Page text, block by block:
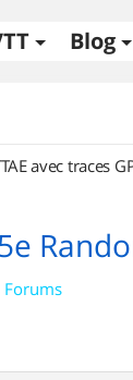
Blog
avec traces
Forums